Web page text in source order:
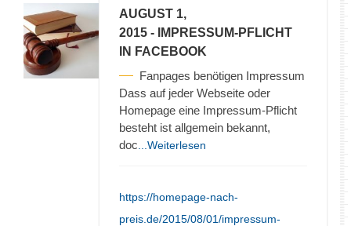
AUGUST 1,
2015 - IMPRESSUM-PFLICHT
IN FACEBOOK
Fanpages benötigen Impressum
Dass auf jeder Webseite oder
Homepage eine Impressum-Pflicht
besteht ist allgemein bekannt,
doc ...Weiterlesen
https://homepage-nach-
preis.de/2015/08/01/impressum-